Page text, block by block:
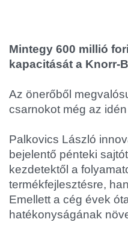
Mintegy 600 millió
kapacitását a Knorr-
Az önerőből
csarnokot még az
Palkovics László
bejelentő pénteki
kezdetektől a
termékfejlesztésre,
Emellett a cég évek
hatékonyságának